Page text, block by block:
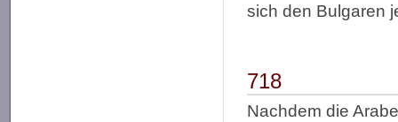
sich den Bulgaren
718
Nachdem die